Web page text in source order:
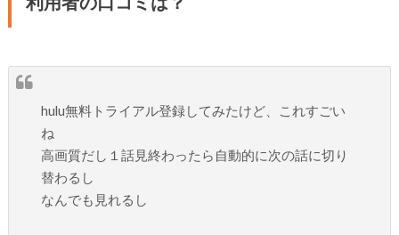
hulu無料トライアル登録してみたけど、これすごい
ね
高画質だし１話見終わったら自動的に次の話に切り
替わるし
なんでも見れるし